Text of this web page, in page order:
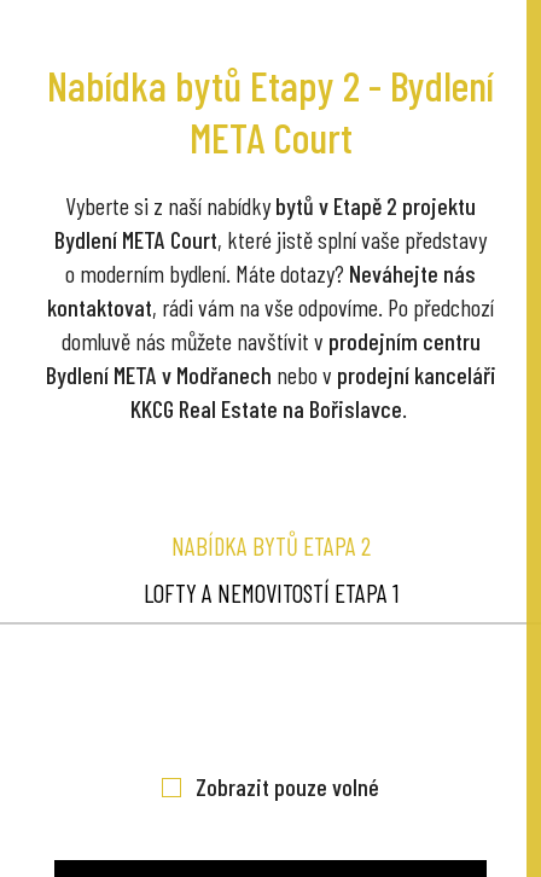
Nabídka bytů Etapy 2 - Bydlení
META Court
Vyberte si z naší nabídky bytů v Etapě 2 projektu
Bydlení META Court, které jistě splní vaše představy
o moderním bydlení. Máte dotazy? Neváhejte nás
kontaktovat, rádi vám na vše odpovíme. Po předchozí
domluvě nás můžete navštívit v prodejním centru
Bydlení META v Modřanech nebo v prodejní kanceláři
KKCG Real Estate na Bořislavce.
NABÍDKA BYTŮ ETAPA 2
LOFTY A NEMOVITOSTÍ ETAPA 1
Zobrazit pouze volné